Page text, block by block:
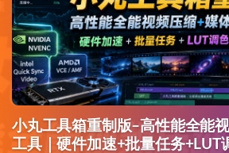
小丸工具箱重制版–高性能全能
工具｜硬件加速+批量任务+LUT